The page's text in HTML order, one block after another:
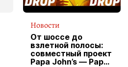
Новости
От шоссе до
взлетной полосы:
совместный проект
Papa John’s — Papa